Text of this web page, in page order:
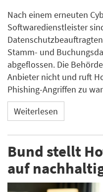
Nach einem erneuten
Softwaredienstleister
Stamm- und
abgeflossen. Die
Anbieter nicht und ruft
Phishing-Angriffen zu
Weiterlesen
Bund stellt
auf